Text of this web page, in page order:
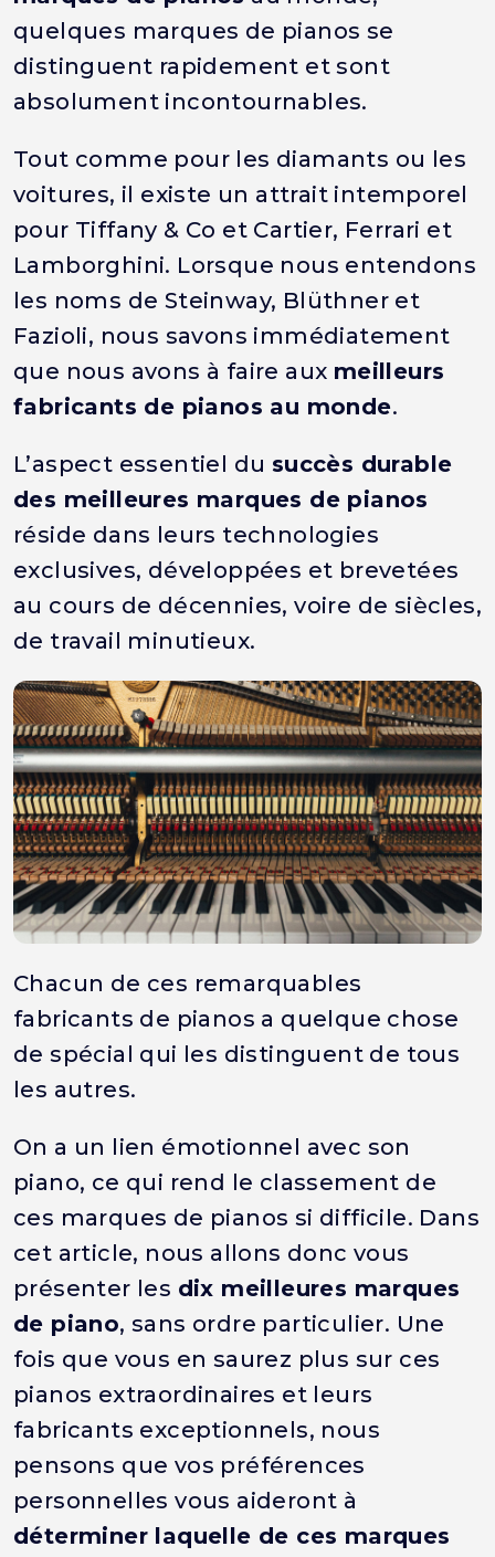
quelques marques de pianos se
distinguent rapidement et sont
absolument incontournables.
Tout comme pour les diamants ou les
voitures, il existe un attrait intemporel
pour Tiffany & Co et Cartier, Ferrari et
Lamborghini. Lorsque nous entendons
les noms de Steinway, Blüthner et
Fazioli, nous savons immédiatement
que nous avons à faire aux meilleurs
fabricants de pianos au monde.
L’aspect essentiel du succès durable
des meilleures marques de pianos
réside dans leurs technologies
exclusives, développées et brevetées
au cours de décennies, voire de siècles,
de travail minutieux.
Chacun de ces remarquables
fabricants de pianos a quelque chose
de spécial qui les distinguent de tous
les autres.
On a un lien émotionnel avec son
piano, ce qui rend le classement de
ces marques de pianos si difficile. Dans
cet article, nous allons donc vous
présenter les dix meilleures marques
de piano, sans ordre particulier. Une
fois que vous en saurez plus sur ces
pianos extraordinaires et leurs
fabricants exceptionnels, nous
pensons que vos préférences
personnelles vous aideront à
déterminer laquelle de ces marques